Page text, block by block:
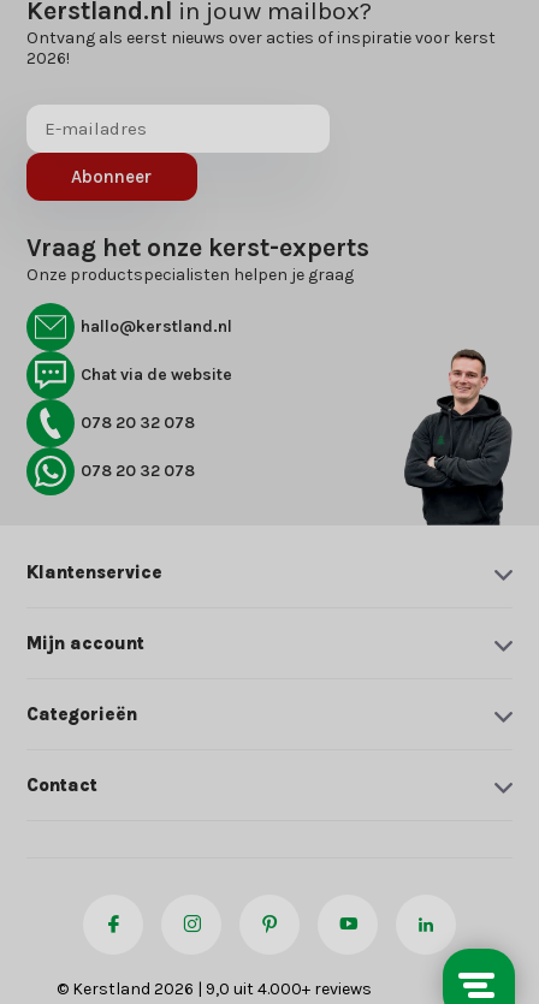
Kerstland.nl in jouw mailbox?
Ontvang als eerst nieuws over acties of inspiratie voor kerst
2026!
Abonneer
Vraag het onze kerst-experts
Onze productspecialisten helpen je graag
hallo@kerstland.nl
Chat via de website
078 20 32 078
078 20 32 078
Klantenservice
Mijn account
Categorieën
Contact
© Kerstland 2026 | 9,0 uit 4.000+ reviews